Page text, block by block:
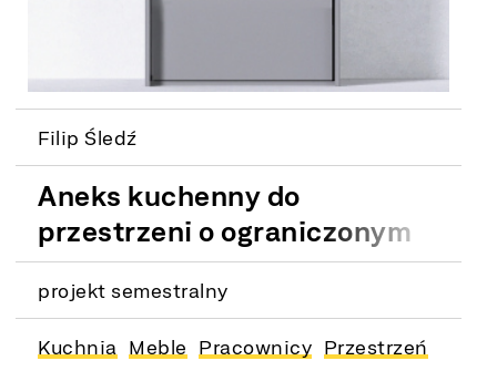
Filip Śledź
Aneks kuchenny do
przestrzeni o ograniczonym
metrażu
projekt semestralny
Kuchnia Meble Pracownicy Przestrzeń